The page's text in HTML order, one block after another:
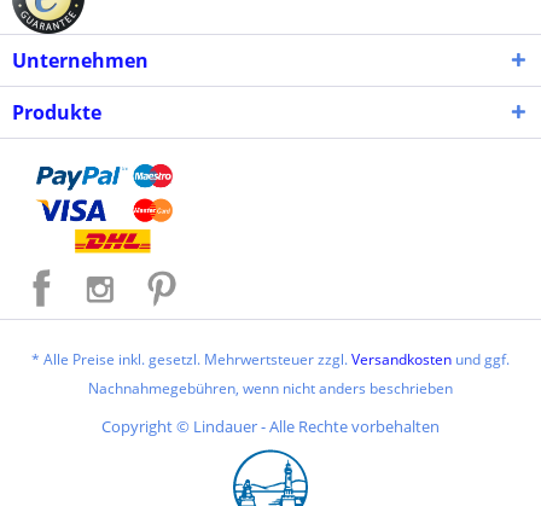
Unternehmen
Produkte
* Alle Preise inkl. gesetzl. Mehrwertsteuer zzgl.Versandkosten und ggf.
Nachnahmegebühren, wenn nicht anders beschrieben
Copyright © Lindauer - Alle Rechte vorbehalten